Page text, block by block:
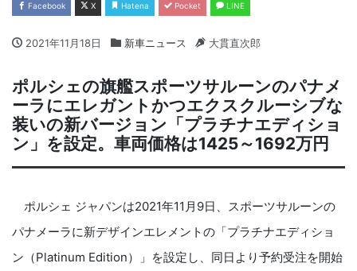
Facebook X Hatena Pocket LINE
2021年11月18日 新車ニュース 大貫直次郎
ポルシェの旗艦スポーツサルーンのパナメ
ーラにエレガントかつエクスクルーシブな
装いの新バージョン「プラチナエディショ
ン」を設定。車両価格は1425～1692万円
ポルシェ ジャパンは2021年11月9日、スポーツサルーンの
パナメーラに新デザインエレメントの「プラチナエディショ
ン（Platinum Edition）」を設定し、同日より予約受注を開始